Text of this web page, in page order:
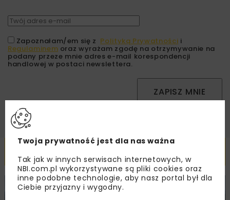
Zapoznałam/em się z Polityką Prywatności i
Regulaminem oraz wyrażam zgodę na otrzymywanie na
podany przeze mnie adres e-mail korespondencji
handlowej w postaci newslettera.
ZAPISZ MNIE
KOLEJ WIADOMOŚCI
Twoja prywatność jest dla nas ważna
Tak jak w innych serwisach internetowych, w
NBI.com.pl wykorzystywane są pliki cookies oraz
inne podobne technologie, aby nasz portal był dla
Ciebie przyjazny i wygodny.